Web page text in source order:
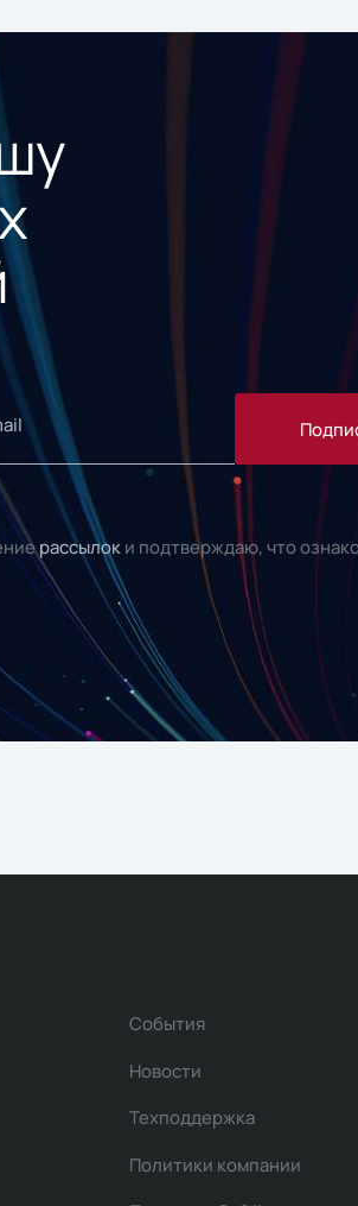
рассылок и подтверждаю, что
События
Новости
Техподдержка
Политики компании